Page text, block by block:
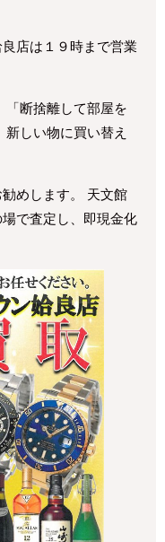
店は１９時まで営業
「断捨離して部屋を
しい物に買い替え
めします。 天文館
で査定し、即現金化